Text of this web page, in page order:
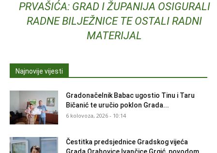
PRVAŠIĆA: GRAD I ŽUPANIJA OSIGURALI
RADNE BILJEŽNICE TE OSTALI RADNI
MATERIJAL
Najnovije vijesti
Gradonačelnik Babac ugostio Tinu i Taru
Bičanić te uručio poklon Grada...
6 kolovoza, 2026 - 10:14
Čestitka predsjednice Gradskog vijeća